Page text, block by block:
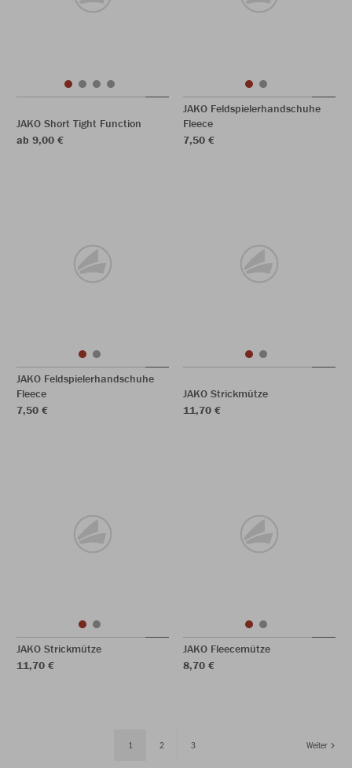
JAKO Short Tight Function
ab 9,00 €
JAKO Feldspielerhandschuhe
Fleece
7,50 €
JAKO Feldspielerhandschuhe
Fleece
7,50 €
JAKO Strickmütze
11,70 €
JAKO Strickmütze
11,70 €
JAKO Fleecemütze
8,70 €
1 2 3 Weiter